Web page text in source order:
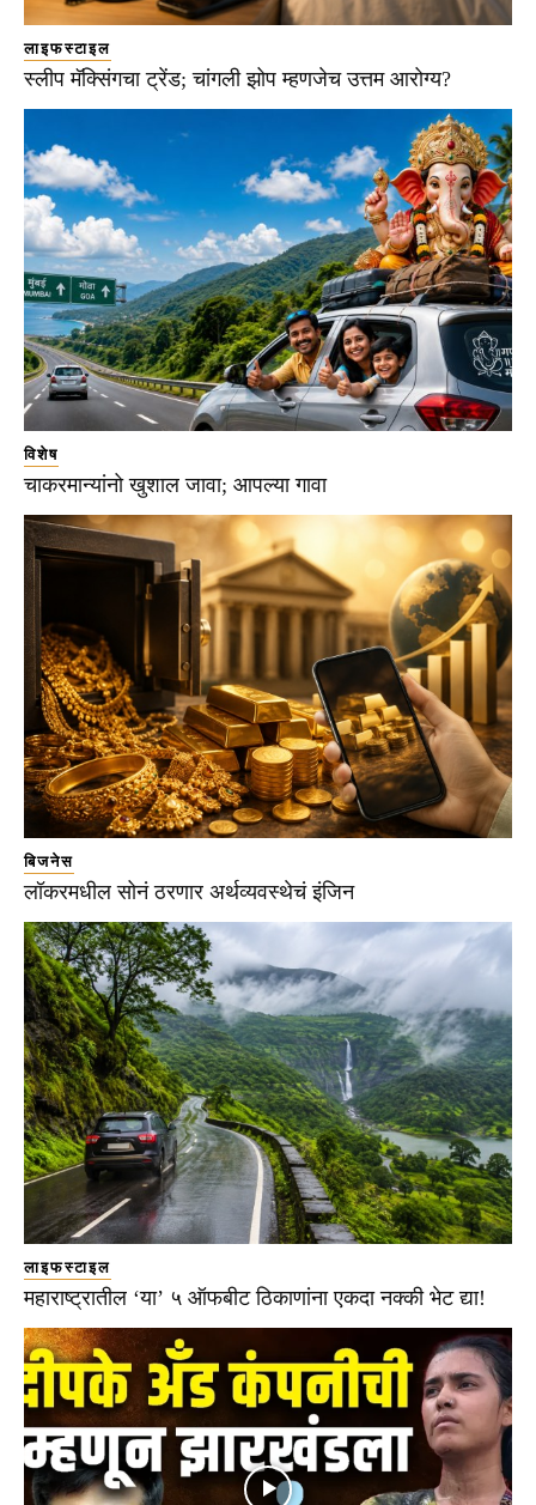
लाइफस्टाइल
स्लीप मॅक्सिंगचा ट्रेंड; चांगली झोप म्हणजेच उत्तम आरोग्य?
विशेष
चाकरमान्यांनो खुशाल जावा; आपल्या गावा
बिजनेस
लॉकरमधील सोनं ठरणार अर्थव्यवस्थेचं इंजिन
लाइफस्टाइल
महाराष्ट्रातील ‘या’ ५ ऑफबीट ठिकाणांना एकदा नक्की भेट द्या!